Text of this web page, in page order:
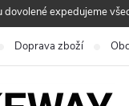
dovolené expedujeme
Doprava zboží